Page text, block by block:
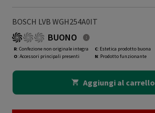
BOSCH LVB WGH254A0IT
BUONO
R: Confezione non originale integra
O: Accessori principali presenti
C: Estetica prodotto buona
N: Prodotto funzionante
Aggiungi al carrello